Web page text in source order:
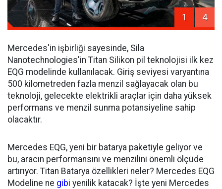
1 4
Mercedes'in işbirliği sayesinde, Sila
Nanotechnologies'in Titan Silikon pil teknolojisi ilk kez
EQG modelinde kullanılacak. Giriş seviyesi varyantına
500 kilometreden fazla menzil sağlayacak olan bu
teknoloji, gelecekte elektrikli araçlar için daha yüksek
performans ve menzil sunma potansiyeline sahip
olacaktır.
Mercedes EQG, yeni bir batarya paketiyle geliyor ve
bu, aracın performansını ve menzilini önemli ölçüde
artırıyor. Titan Batarya özellikleri neler? Mercedes EQG
Modeline ne gibi yenilik katacak? İşte yeni Mercedes